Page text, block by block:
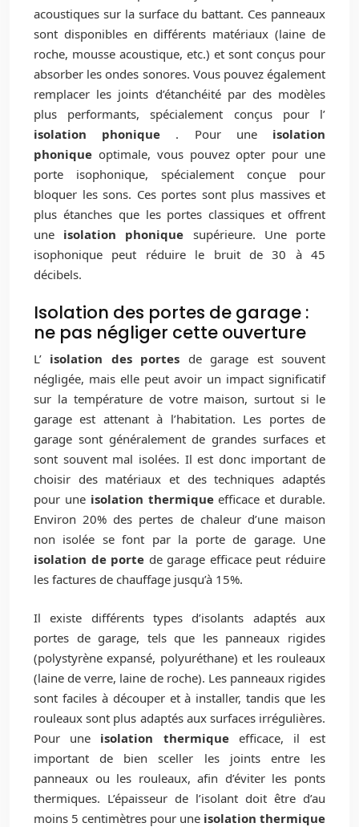
acoustiques sur la surface du battant. Ces panneaux
sont disponibles en différents matériaux (laine de
roche, mousse acoustique, etc.) et sont conçus pour
absorber les ondes sonores. Vous pouvez également
remplacer les joints d’étanchéité par des modèles
plus performants, spécialement conçus pour l’
isolation phonique . Pour une isolation
phonique optimale, vous pouvez opter pour une
porte isophonique, spécialement conçue pour
bloquer les sons. Ces portes sont plus massives et
plus étanches que les portes classiques et offrent
une isolation phonique supérieure. Une porte
isophonique peut réduire le bruit de 30 à 45
décibels.
Isolation des portes de garage :
ne pas négliger cette ouverture
L’ isolation des portes de garage est souvent
négligée, mais elle peut avoir un impact significatif
sur la température de votre maison, surtout si le
garage est attenant à l’habitation. Les portes de
garage sont généralement de grandes surfaces et
sont souvent mal isolées. Il est donc important de
choisir des matériaux et des techniques adaptés
pour une isolation thermiqueefficace et durable.
Environ 20% des pertes de chaleur d’une maison
non isolée se font par la porte de garage. Une
isolation de porte de garage efficace peut réduire
les factures de chauffage jusqu’à 15%.
Il existe différents types d’isolants adaptés aux
portes de garage, tels que les panneaux rigides
(polystyrène expansé, polyuréthane) et les rouleaux
(laine de verre, laine de roche). Les panneaux rigides
sont faciles à découper et à installer, tandis que les
rouleaux sont plus adaptés aux surfaces irrégulières.
Pour une isolation thermique efficace, il est
important de bien sceller les joints entre les
panneaux ou les rouleaux, afin d’éviter les ponts
thermiques. L’épaisseur de l’isolant doit être d’au
moins 5 centimètres pour une isolation thermique